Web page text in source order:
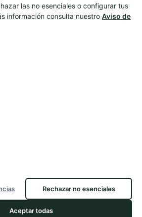
las no esenciales o configurar tus
información consulta nuestro Aviso de
Rechazar no esenciales
Aceptar todas